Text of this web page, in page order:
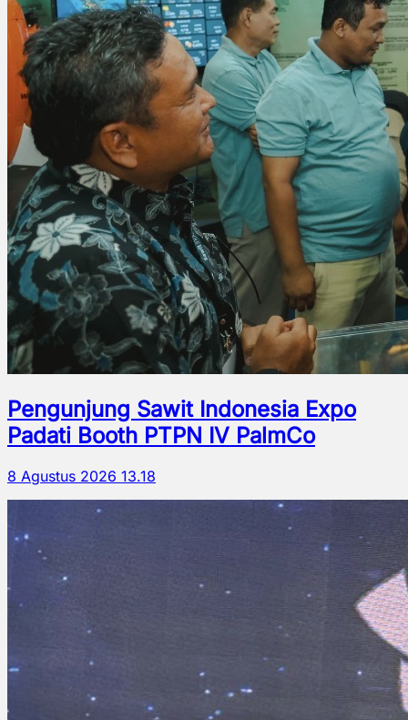
Pengunjung Sawit Indonesia Expo
Padati Booth PTPN IV PalmCo
8 Agustus 2026 13.18